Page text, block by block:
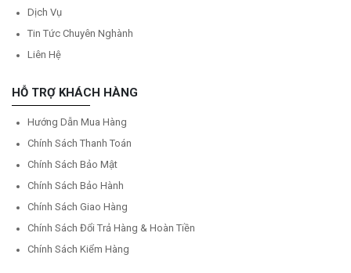
Dịch Vụ
Tin Tức Chuyên Nghành
Liên Hệ
HỖ TRỢ KHÁCH HÀNG
Hướng Dẫn Mua Hàng
Chính Sách Thanh Toán
Chính Sách Bảo Mật
Chính Sách Bảo Hành
Chính Sách Giao Hàng
Chính Sách Đổi Trả Hàng & Hoàn Tiền
Chính Sách Kiểm Hàng